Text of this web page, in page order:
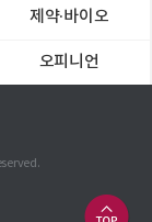
제약∙바이오
오피니언